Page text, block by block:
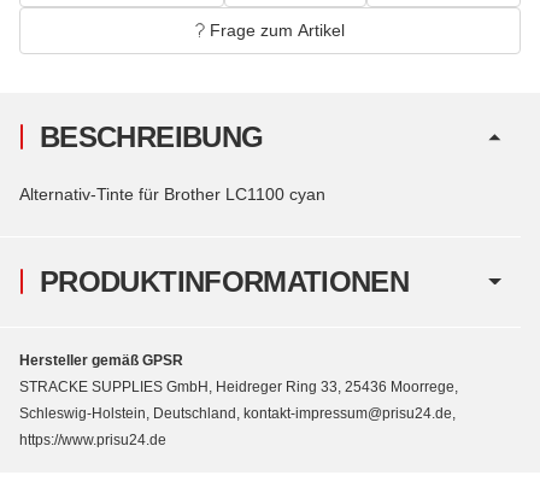
Frage zum Artikel
PRODUKTINFORMATIONEN
BESCHREIBUNG
Alternativ-Tinte für Brother LC1100 cyan
Hersteller gemäß GPSR
STRACKE SUPPLIES GmbH, Heidreger Ring 33, 25436 Moorrege,
Schleswig-Holstein, Deutschland, kontakt-impressum@prisu24.de,
https://www.prisu24.de